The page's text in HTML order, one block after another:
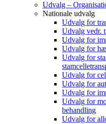
Udvalg –
Nationale udvalg
Udvalg for
Udvalg vedr.
Udvalg for
Udvalg for
Udvalg for
Udvalg for
Udvalg for
Udvalg for
Udvalg for
behandling
Udvalg for